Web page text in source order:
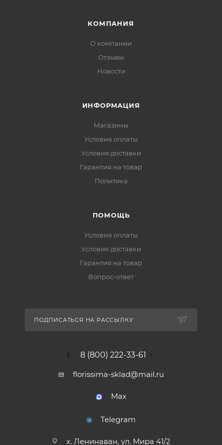
КОМПАНИЯ
О компании
Отзывы
Новости
ИНФОРМАЦИЯ
Магазины
Условия оплаты
Условия доставки
Гарантия на товар
Политика
ПОМОЩЬ
Условия оплаты
Условия доставки
Гарантия на товар
Вопрос-ответ
ПОДПИСАТЬСЯ НА РАССЫЛКУ
8 (800) 222-33-61
florissima-sklad@mail.ru
Max
Telegram
х. Ленинаван, ул. Мира 41/2